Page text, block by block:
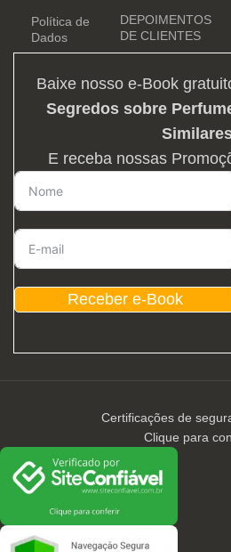
Política de
Dados
DEPOIMENTOS
DE CLIENTES
Baixe nosso e-Book
Segredos sobre
E receba nossas
Receber e-Book
Certificações de
Clique para